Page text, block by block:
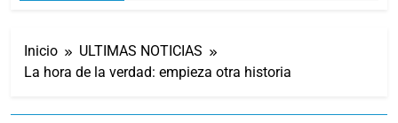
Inicio
ULTIMAS NOTICIAS
La hora de la verdad: empieza otra historia